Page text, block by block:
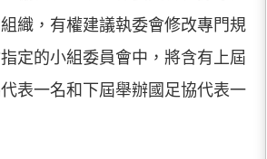
織，有權建議執委會修改專門規
定的小組委員會中，將含有上屆
表一名和下屆舉辦國足協代表一